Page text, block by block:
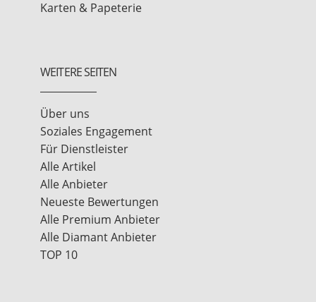
Karten & Papeterie
WEITERE SEITEN
Über uns
Soziales Engagement
Für Dienstleister
Alle Artikel
Alle Anbieter
Neueste Bewertungen
Alle Premium Anbieter
Alle Diamant Anbieter
TOP 10